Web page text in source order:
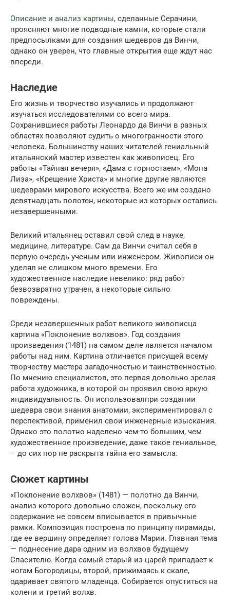
Описание и анализ картины, сделанные Серачини,
проясняют многие подводные камни, которые стали
предпосылками для создания шедевров да Винчи,
однако он уверен, что главные открытия еще ждут нас
впереди.
Наследие
Его жизнь и творчество изучались и продолжают
изучаться исследователями со всего мира.
Сохранившиеся работы Леонардо да Винчи в разных
областях позволяют судить о многогранности этого
человека. Большинству наших читателей гениальный
итальянский мастер известен как живописец. Его
работы «Тайная вечеря», «Дама с горностаем», «Мона
Лиза», «Крещение Христа» и многие другие являются
шедеврами мирового искусства. Всего же им создано
девятнадцать полотен, некоторые из которых остались
незавершенными.
Великий итальянец оставил свой след в науке,
медицине, литературе. Сам да Винчи считал себя в
первую очередь ученым или инженером. Живописи он
уделял не слишком много времени. Его
художественное наследие невелико: ряд работ
безвозвратно утрачен, а некоторые сильно
повреждены.
Среди незавершенных работ великого живописца
картина «Поклонение волхвов». Год создания
произведения (1481) на самом деле является началом
работы над ним. Картина отличается присущей всему
творчеству мастера загадочностью и таинственностью.
По мнению специалистов, это первая довольно зрелая
работа художника, в которой он проявил свою яркую
индивидуальность. Он использовалпри создании
шедевра свои знания анатомии, экспериментировал с
перспективой, применил свои инженерные изыскания.
Однако это полотно наделено чем-то большим, чем
художественное произведение, даже такое гениальное,
– до сих пор не раскрыта тайна его замысла.
Сюжет картины
«Поклонение волхвов» (1481) — полотно да Винчи,
анализ которого довольно сложен, поскольку его
содержание не совсем вписывается в привычные
рамки. Композиция построена по принципу пирамиды,
где ее вершину определяет голова Марии. Главная тема
— поднесение дара одним из волхвов будущему
Спасителю. Когда самый старый из царей припадает к
ногам Богородицы, второй, прижимаясь к скале,
одаривает святого младенца. Собирается опуститься на
колени и третий волхв.